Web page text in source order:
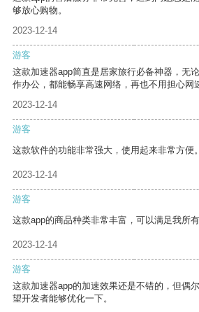
够放心购物。
2023-12-14
游客
这款加速器app简直是居家旅行必备神器，无
作办公，都能畅享高速网络，再也不用担心网
2023-12-14
游客
这款软件的功能非常强大，使用起来非常方便。
2023-12-14
游客
这款app的商品种类非常丰富，可以满足我所有
2023-12-14
游客
这款加速器app的加速效果还是不错的，但偶
望开发者能够优化一下。